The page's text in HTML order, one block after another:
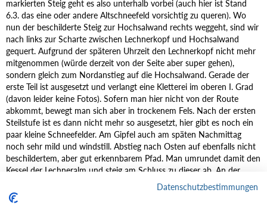
markierten Steig geht es also unterhalb vorbei (auch hier ist Stand
6.3. das eine oder andere Altschneefeld vorsichtig zu queren). Wo
nun der beschilderte Steig zur Hochsalwand rechts weggeht, sind wir
nach links zur Scharte zwischen Lechnerkopf und Hochsalwand
gequert. Aufgrund der späteren Uhrzeit den Lechnerkopf nicht mehr
mitgenommen (würde derzeit von der Seite aber super gehen),
sondern gleich zum Nordanstieg auf die Hochsalwand. Gerade der
erste Teil ist ausgesetzt und verlangt eine Kletterei im oberen I. Grad
(davon leider keine Fotos). Sofern man hier nicht von der Route
abkommt, bewegt man sich aber in trockenem Fels. Nach der ersten
Steilstufe ist es dann nicht mehr so ausgesetzt, hier gibt es noch ein
paar kleine Schneefelder. Am Gipfel auch am späten Nachmittag
noch sehr mild und windstill. Abstieg nach Osten auf ebenfalls nicht
beschildertem, aber gut erkennbarem Pfad. Man umrundet damit den
Kessel der Lechneralm und steig am Schluss zu dieser ab. An der
Rampoldplatte vorbei quert der Weg zur Rampoldalm. Von dort auf
der Aufstieg-/Auffahrtsroute zurück.
Datenschutzbestimmungen